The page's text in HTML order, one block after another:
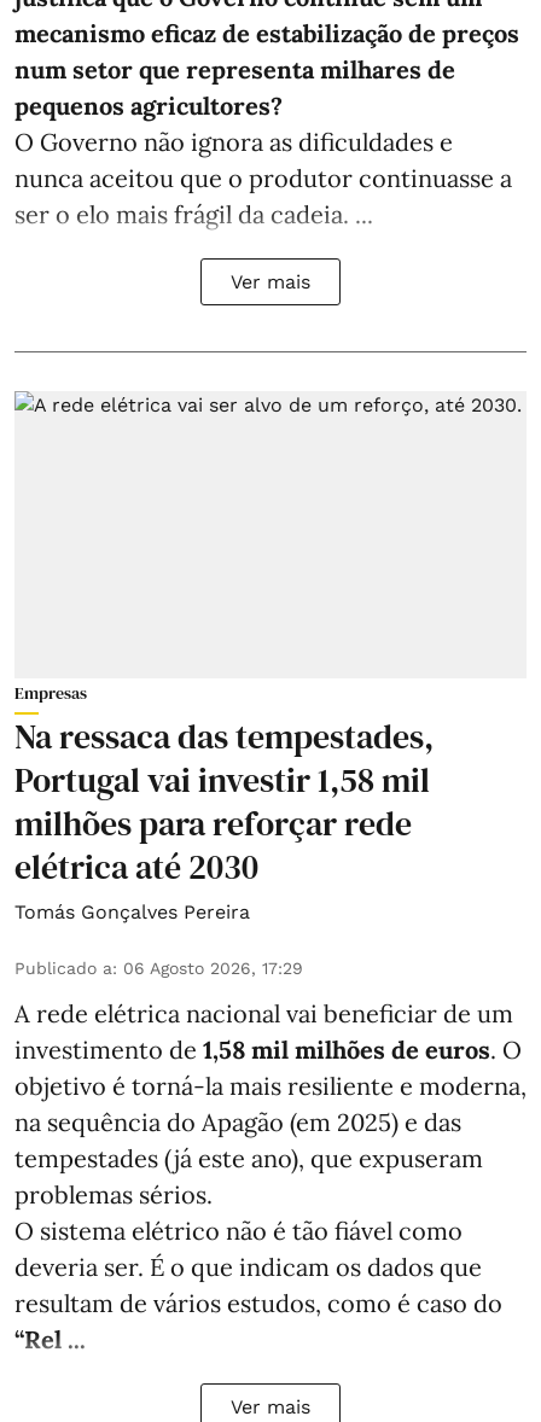
mecanismo eficaz de estabilização de preços
num setor que representa milhares de
pequenos agricultores?
O Governo não ignora as dificuldades e
nunca aceitou que o produtor continuasse a
ser o elo mais frágil da cadeia. ...
Ver mais
Empresas
Na ressaca das tempestades,
Portugal vai investir 1,58 mil
milhões para reforçar rede
elétrica até 2030
Tomás Gonçalves Pereira
Publicado a: 06 Agosto 2026, 17:29
A rede elétrica nacional vai beneficiar de um
investimento de 1,58 mil milhões de euros. O
objetivo é torná-la mais resiliente e moderna,
na sequência do Apagão (em 2025) e das
tempestades (já este ano), que expuseram
problemas sérios.
O sistema elétrico não é tão fiável como
deveria ser. É o que indicam os dados que
resultam de vários estudos, como é caso do
“Rel ...
Ver mais